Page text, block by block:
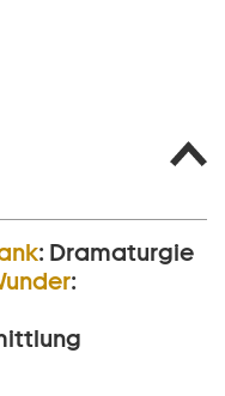
: Dramaturgie
: